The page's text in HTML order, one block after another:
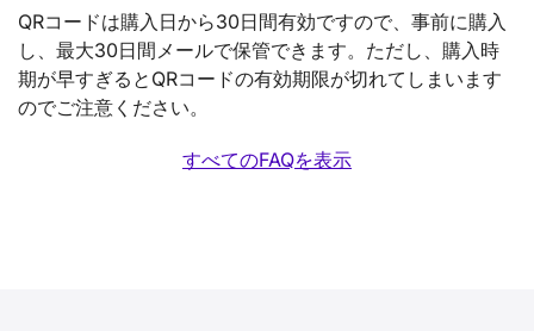
QRコードは購入日から30日間有効ですので、事前に購入
し、最大30日間メールで保管できます。ただし、購入時
期が早すぎるとQRコードの有効期限が切れてしまいます
のでご注意ください。
すべてのFAQを表示